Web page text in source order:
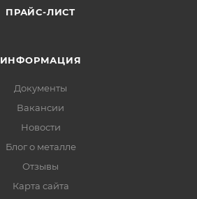
ПРАЙС-ЛИСТ
ИНФОРМАЦИЯ
Документы
Вакансии
Новости
Блог о металле
Отзывы
Карта сайта